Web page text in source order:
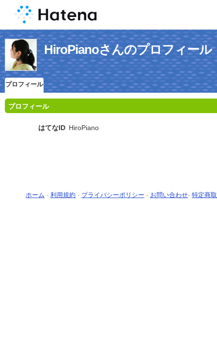
HiroPianoさんのプロフィール
プロフィール
プロフィール
はてなID HiroPiano
ホーム - 利用規約 - プライバシーポリシー - お問い合わせ- 特定商